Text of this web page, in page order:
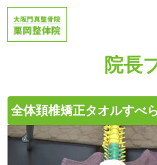
院長
全体頚椎矯正タオルすべ